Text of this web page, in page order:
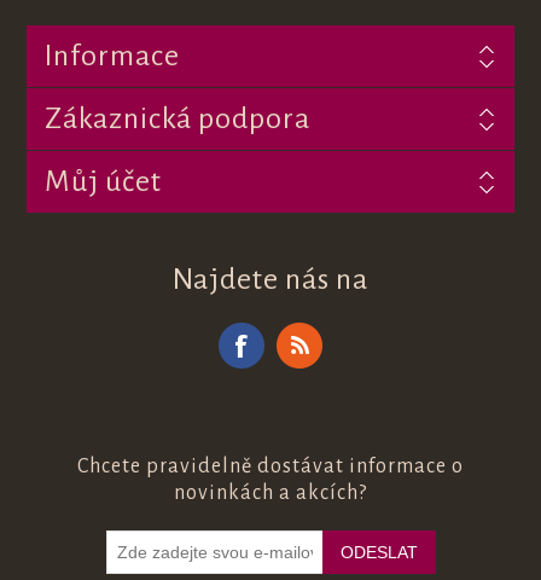
Informace
Zákaznická podpora
Můj účet
Najdete nás na
Chcete pravidelně dostávat informace o
novinkách a akcích?